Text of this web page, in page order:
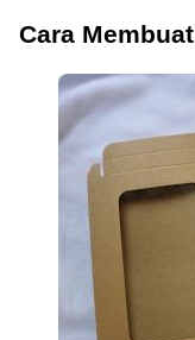
Cara